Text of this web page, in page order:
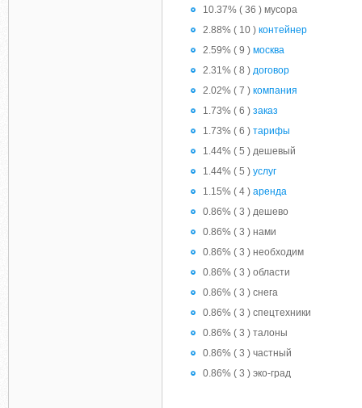
10.37% ( 36 ) мусора
2.88% ( 10 ) контейнер
2.59% ( 9 ) москва
2.31% ( 8 ) договор
2.02% ( 7 ) компания
1.73% ( 6 ) заказ
1.73% ( 6 ) тарифы
1.44% ( 5 ) дешевый
1.44% ( 5 ) услуг
1.15% ( 4 ) аренда
0.86% ( 3 ) дешево
0.86% ( 3 ) нами
0.86% ( 3 ) необходим
0.86% ( 3 ) области
0.86% ( 3 ) снега
0.86% ( 3 ) спецтехники
0.86% ( 3 ) талоны
0.86% ( 3 ) частный
0.86% ( 3 ) эко-град